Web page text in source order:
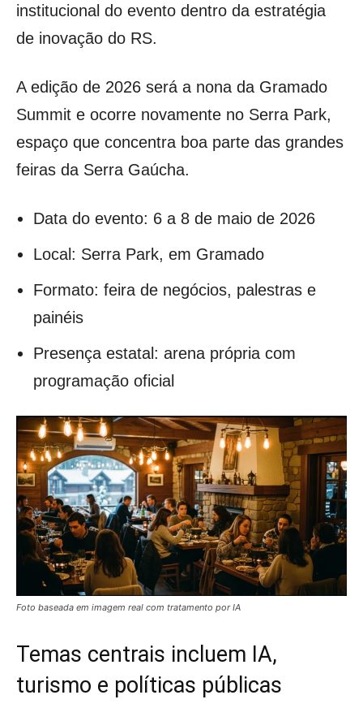
institucional do evento dentro da estratégia
de inovação do RS.
A edição de 2026 será a nona da Gramado
Summit e ocorre novamente no Serra Park,
espaço que concentra boa parte das grandes
feiras da Serra Gaúcha.
Data do evento: 6 a 8 de maio de 2026
Local: Serra Park, em Gramado
Formato: feira de negócios, palestras e
painéis
Presença estatal: arena própria com
programação oficial
Foto baseada em imagem real com tratamento por IA
Temas centrais incluem IA,
turismo e políticas públicas